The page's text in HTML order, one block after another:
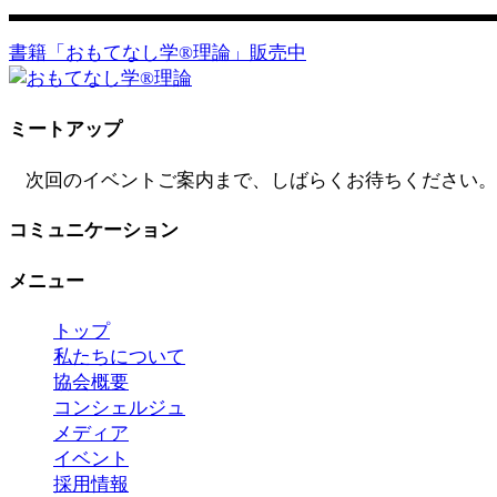
書籍「おもてなし学®️理論」販売中
ミートアップ
次回のイベントご案内まで、しばらくお待ちください。
コミュニケーション
メニュー
トップ
私たちについて
協会概要
コンシェルジュ
メディア
イベント
採用情報